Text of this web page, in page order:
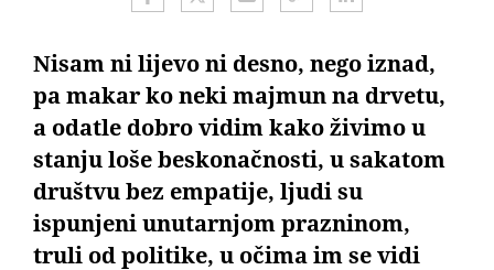
Nisam ni lijevo ni desno, nego iznad,
pa makar ko neki majmun na drvetu,
a odatle dobro vidim kako živimo u
stanju loše beskonačnosti, u sakatom
društvu bez empatije, ljudi su
ispunjeni unutarnjom prazninom,
truli od politike, u očima im se vidi